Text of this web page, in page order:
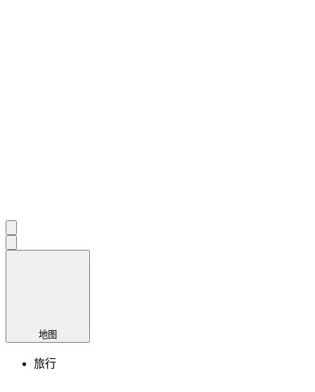
地图
旅行